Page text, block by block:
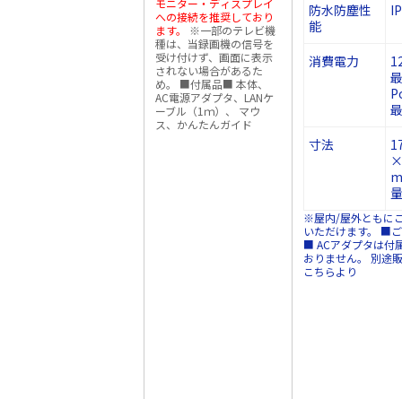
への接続を推奨しており
ます。
※一部のテレビ機
種は、当録画機の信号を
受け付けず、画面に表示
されない場合があるた
め。 ■付属品■ 本体、
AC電源アダプタ、LANケ
ーブル（1ｍ）、 マウ
ス、かんたんガイド
防水防塵性
能
消費電力
寸法
※屋内/屋外ともに
いただけます。 ■ご注意
■ ACアダプタは付
おりません。 別途
こちらより